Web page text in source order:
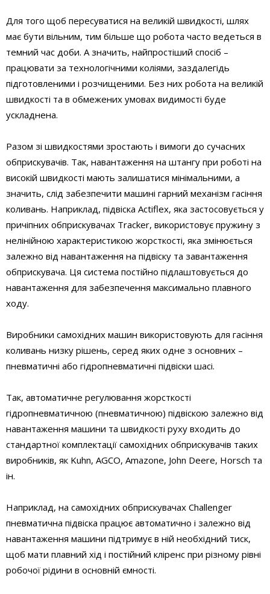
Для того щоб пересуватися на великій швидкості, шлях
має бути вільним, тим більше що робота часто ведеться в
темний час доби. А значить, найпростіший спосіб –
працювати за технологічними коліями, заздалегідь
підготовленими і розчищеними. Без них робота на великій
швидкості та в обмежених умовах видимості буде
ускладнена.
Разом зі швидкостями зростають і вимоги до сучасних
обприскувачів. Так, навантаження на штангу при роботі на
високій швидкості мають залишатися мінімальними, а
значить, слід забезпечити машині гарний механізм гасіння
коливань. Наприклад, підвіска Actiflex, яка застосовується у
причіпних обприскувачах Tracker, використовує пружину з
нелінійною характеристикою жорсткості, яка змінюється
залежно від навантаження на підвіску та завантаження
обприскувача. Ця система постійно підлаштовується до
навантаження для забезпечення максимально плавного
ходу.
Виробники самохідних машин використовують для гасіння
коливань низку рішень, серед яких одне з основних –
пневматичні або гідропневматичні підвіски шасі.
Так, автоматичне регулювання жорсткості
гідропневматичною (пневматичною) підвіскою залежно від
навантаження машини та швидкості руху входить до
стандартної комплектації самохідних обприскувачів таких
виробників, як Kuhn, AGCO, Amazone, John Deere, Horsch та
ін.
Наприклад, на самохідних обприскувачах Challenger
пневматична підвіска працює автоматично і залежно від
навантаження машини підтримує в ній необхідний тиск,
щоб мати плавний хід і постійний кліренс при різному рівні
робочої рідини в основній ємності.